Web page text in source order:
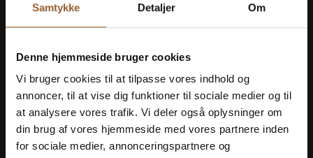
Samtykke Detaljer Om
Denne hjemmeside bruger cookies
Vi bruger cookies til at tilpasse vores indhold og
annoncer, til at vise dig funktioner til sociale medier og til
at analysere vores trafik. Vi deler også oplysninger om
din brug af vores hjemmeside med vores partnere inden
for sociale medier, annonceringspartnere og
Platin
699 KR
12 måneders fri adgang til alle vores
museer